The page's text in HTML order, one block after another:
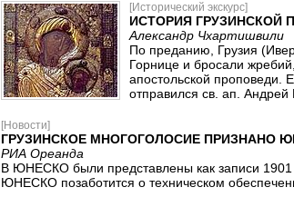
[Исторический экскурс]
ИСТОРИЯ ГРУЗИНСКОЙ
Александр Чхартишвили
По преданию, Грузия
Горнице и бросали
апостольской проповеди.
отправился св. ап. Андрей
[Новости]
ГРУЗИНСКОЕ МНОГОГОЛОСИЕ ПРИЗНАНО
РИА Ореанда
В ЮНЕСКО были представлены как записи 1901
ЮНЕСКО позаботится о техническом